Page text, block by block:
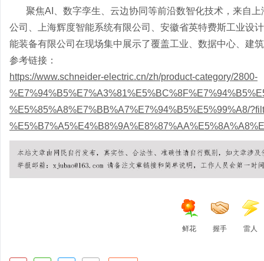
聚焦AI、数字孪生、云边协同等前沿数智化技术，来自
公司、上海辉度智能系统有限公司、安徽省英特费斯工业设
能装备有限公司‌在现场集中展示了覆盖工业、数据中心、建
参考链接：
https://www.schneider-electric.cn/zh/product-category/2800-
%E5%85%A8%E7%BB%A7%E7%94%B5%E5%99%A8/
鲜花 握手 雷人